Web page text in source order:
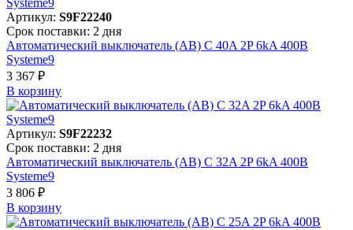
Артикул: S9F22240
Срок поставки: 2 дня
Автоматический выключатель (АВ) C 40A 2P 6kA 400В
Systeme9
3 367 ₽
В корзинy
Артикул: S9F22232
Срок поставки: 2 дня
Автоматический выключатель (АВ) C 32A 2P 6kA 400В
Systeme9
3 806 ₽
В корзинy